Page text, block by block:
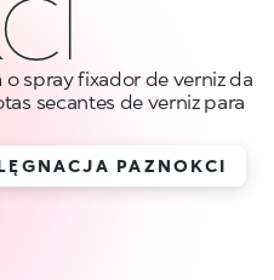
spray fixador de verniz da
secantes de verniz para
PAZNOKCI